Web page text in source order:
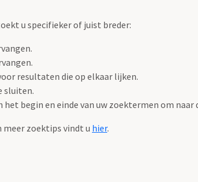
u specifieker of juist breder:
resultaten die op elkaar lijken.
sluiten.
het begin en einde van uw zoektermen om
meer zoektips vindt u hier.